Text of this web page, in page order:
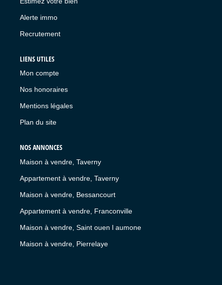
Alerte immo
Recrutement
LIENS UTILES
Mon compte
Nos honoraires
Mentions légales
Plan du site
NOS ANNONCES
Maison à vendre, Taverny
Appartement à vendre, Taverny
Maison à vendre, Bessancourt
Appartement à vendre, Franconville
Maison à vendre, Saint ouen l aumone
Maison à vendre, Pierrelaye